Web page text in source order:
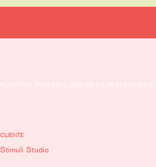
NUESTRO TRABAJO | DISEÑO EN RESTAURANTE |
CLIENTE
Stimuli Studio